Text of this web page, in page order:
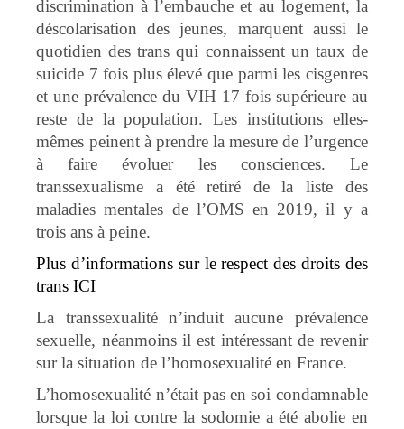
discrimination à l’embauche et au logement, la
déscolarisation des jeunes, marquent aussi le
quotidien des trans qui connaissent un taux de
suicide 7 fois plus élevé que parmi les cisgenres
et une prévalence du VIH 17 fois supérieure au
reste de la population. Les institutions elles-
mêmes peinent à prendre la mesure de l’urgence
à faire évoluer les consciences. Le
transsexualisme a été retiré de la liste des
maladies mentales de l’OMS en 2019, il y a
trois ans à peine.
Plus d’informations sur le respect des droits des
trans ICI
La transsexualité n’induit aucune prévalence
sexuelle, néanmoins il est intéressant de revenir
sur la situation de l’homosexualité en France.
L’homosexualité n’était pas en soi condamnable
lorsque la loi contre la sodomie a été abolie en